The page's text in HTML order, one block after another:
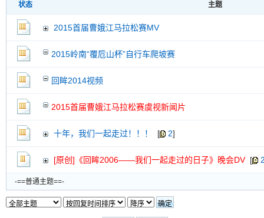
新的主题
交易帖
状态 主题
2015首届曹娥江马拉松赛MV
2015岭南“覆卮山杯”自行车爬坡赛
回眸2014视频
2015首届曹娥江马拉松赛虞视新闻片
十年，我们一起走过！！！ [ 2]
[原创]《回眸2006——我们一起走过的日子》晚会DV[
-==普通主题==-